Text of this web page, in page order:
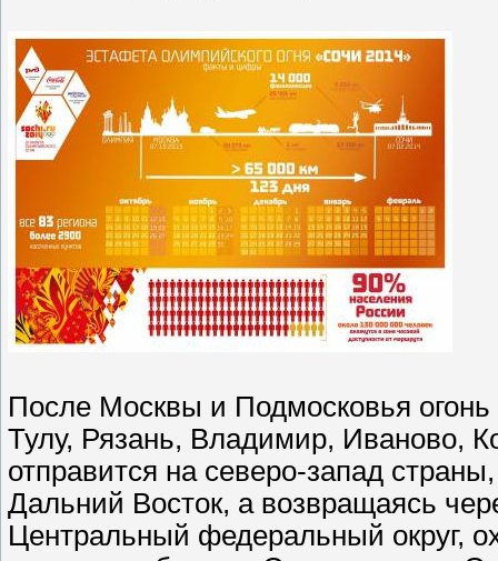
После Москвы и Подмосковья огонь
Тулу, Рязань, Владимир, Иваново,
отправится на северо-запад
Дальний Восток, а возвращаясь
Центральный федеральный округ,